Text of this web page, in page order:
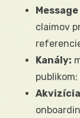
claimov
Kanály: